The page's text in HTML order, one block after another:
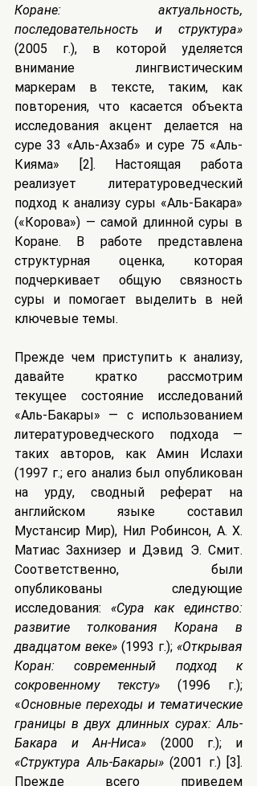
Коране: актуальность,
последовательность и структура»
(2005 г.), в которой уделяется
внимание лингвистическим
маркерам в тексте, таким, как
повторения, что касается объекта
исследования акцент делается на
суре 33 «Аль-Ахзаб» и суре 75 «Аль-
Кияма» [2]. Настоящая работа
реализует литературоведческий
подход к анализу суры «Аль-Бакара»
(«Корова») — самой длинной суры в
Коране. В работе представлена
структурная оценка, которая
подчеркивает общую связность
суры и помогает выделить в ней
ключевые темы.
Прежде чем приступить к анализу,
давайте кратко рассмотрим
текущее состояние исследований
«Аль-Бакары» — с использованием
литературоведческого подхода —
таких авторов, как Амин Ислахи
(1997 г.; его анализ был опубликован
на урду, сводный реферат на
английском языке составил
Мустансир Мир), Нил Робинсон, A. Х.
Матиас Захнизер и Дэвид Э. Смит.
Соответственно, были
опубликованы следующие
исследования: «Сура как единство:
развитие толкования Корана в
двадцатом веке» (1993 г.); «Открывая
Коран: современный подход к
сокровенному тексту» (1996 г.);
«Основные переходы и тематические
границы в двух длинных сурах: Аль-
Бакара и Ан-Ниса»
«Структура Аль-Бакары» (2001 г.) [3].
Прежде всего приведем